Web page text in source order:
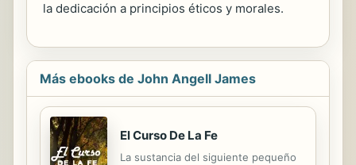
la dedicación a principios éticos y morales.
Más ebooks de John Angell James
El Curso De La Fe
La sustancia del siguiente pequeño